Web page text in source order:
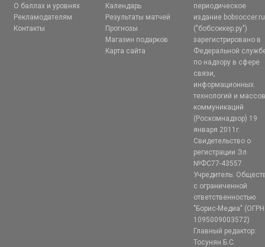
О баллах и уровнях
Рекламодателям
Контакты
Календарь
Результаты матчей
Прогнозы
Магазин подарков
Карта сайта
периодическое
издание bobsoccer.ru
("бобсоккер.ру")
зарегистрировано в
Федеральной
по надзору в сфере
связи,
информационных
технологий и
коммуникаций
(Роскомнадзор) 19
января 2011г.
Свидетельство о
регистрации Эл
№ФС77-43557.
Учредитель:
с ограниченной
ответственностью
"Борис-Медиа" (ОГРН
1095009003572)
Главный редактор:
Тосунян Б.С.